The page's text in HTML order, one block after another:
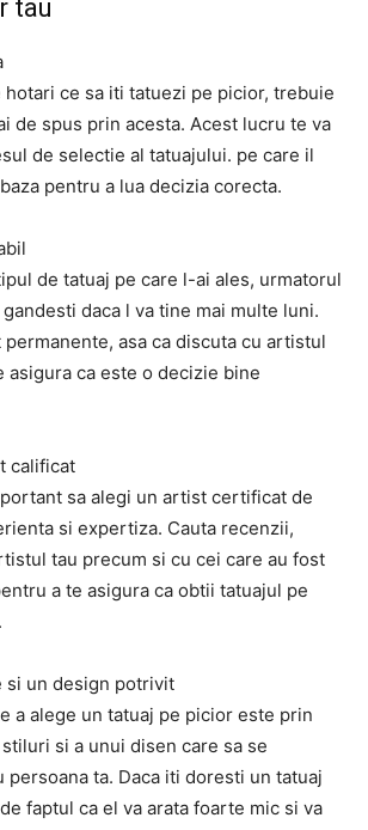
tau
hotari ce sa iti tatuezi pe picior, trebuie
de spus prin acesta. Acest lucru te va
de selectie al tatuajului. pe care il
pentru a lua decizia corecta.
de tatuaj pe care l-ai ales, urmatorul
daca l va tine mai multe luni.
asa ca discuta cu artistul
asigura ca este o decizie bine
calificat
sa alegi un artist certificat de
si expertiza. Cauta recenzii,
tau precum si cu cei care au fost
a te asigura ca obtii tatuajul pe
si un design potrivit
a alege un tatuaj pe picior este prin
si a unui disen care sa se
persoana ta. Daca iti doresti un tatuaj
faptul ca el va arata foarte mic si va